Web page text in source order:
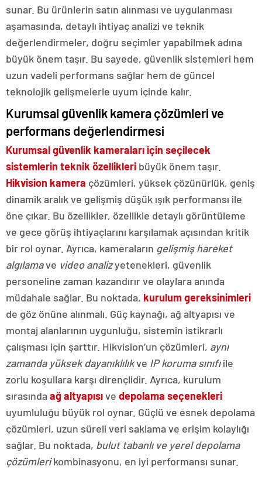
sunar. Bu ürünlerin satın alınması ve uygulanması
aşamasında, detaylı ihtiyaç analizi ve teknik
değerlendirmeler, doğru seçimler yapabilmek adına
büyük önem taşır. Bu sayede, güvenlik sistemleri hem
uzun vadeli performans sağlar hem de güncel
teknolojik gelişmelerle uyum içinde kalır.
Kurumsal güvenlik kamera çözümleri ve
performans değerlendirmesi
Kurumsal güvenlik kameraları için seçilecek
sistemlerin teknik özellikleri büyük önem taşır.
Hikvision kamera çözümleri, yüksek çözünürlük, geniş
dinamik aralık ve gelişmiş düşük ışık performansı ile
öne çıkar. Bu özellikler, özellikle detaylı görüntüleme
ve gece görüş ihtiyaçlarını karşılamak açısından kritik
bir rol oynar. Ayrıca, kameraların gelişmiş hareket
algılamave video analizyetenekleri, güvenlik
personeline zaman kazandırır ve olaylara anında
müdahale sağlar. Bu noktada, kurulum gereksinimleri
de göz önüne alınmalı. Güç kaynağı, ağ altyapısı ve
montaj alanlarının uygunluğu, sistemin istikrarlı
çalışması için şarttır. Hikvision’un çözümleri, aynı
zamanda yüksek dayanıklılıkve IP koruma sınıfıile
zorlu koşullara karşı dirençlidir. Ayrıca, kurulum
sırasındaağ altyapısıve depolama seçenekleri
uyumluluğu büyük rol oynar. Güçlü ve esnek depolama
çözümleri, uzun süreli veri saklama ve erişim kolaylığı
sağlar. Bu noktada, bulut tabanlı ve yerel depolama
çözümlerikombinasyonu, en iyi performansı sunar.